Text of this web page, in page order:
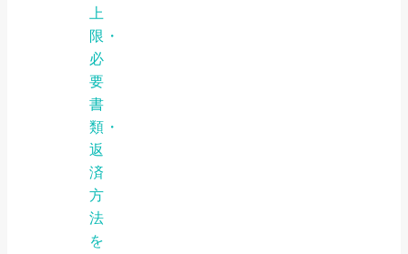
上
限・
必
要
書
類・
返
済
方
法
を